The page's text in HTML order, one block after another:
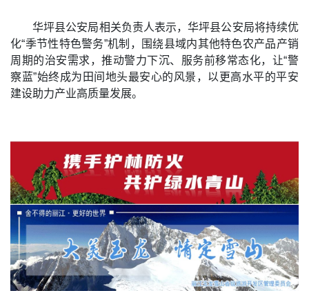
华坪县公安局相关负责人表示，华坪县公安局将持续优
化“季节性特色警务”机制，围绕县域内其他特色农产品产销
周期的治安需求，推动警力下沉、服务前移常态化，让“警
察蓝”始终成为田间地头最安心的风景，以更高水平的平安
建设助力产业高质量发展。